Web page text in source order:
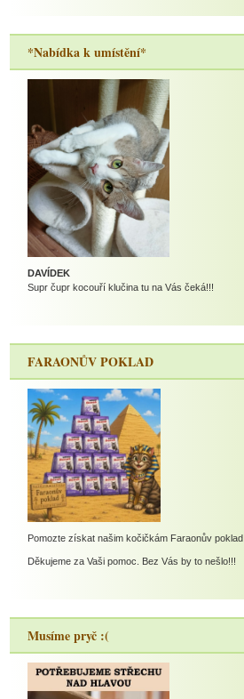
*Nabídka k umístění*
DAVÍDEK
Supr čupr kocouří klučina tu na Vás čeká!!!
FARAONŮV POKLAD
Pomozte získat našim kočičkám Faraonův poklad
Děkujeme za Vaši pomoc. Bez Vás by to nešlo!!!
Musíme pryč :(